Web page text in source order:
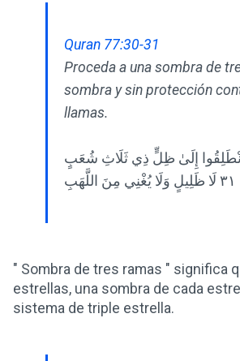
Quran 77:30-31
Proceda a una sombra de
sombra y sin protección
llamas.
٣١ لَا ظَلِيلٍ وَلَا يُغْنِي مِنَ اللَّهَبِ
" Sombra de tres ramas " significa
estrellas, una sombra de cada
sistema de triple estrella.